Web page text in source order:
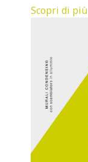
Scopri di più